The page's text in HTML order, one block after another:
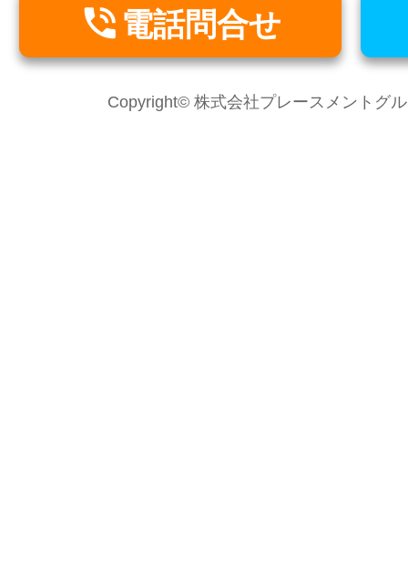
 電話問合せ
Copyright© 株式会社プレースメントグ